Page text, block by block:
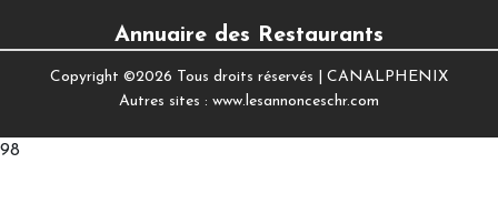
Annuaire des Restaurants
Copyright ©2026 Tous droits réservés | CANALPHENIX
Autres sites : www.lesannonceschr.com
98